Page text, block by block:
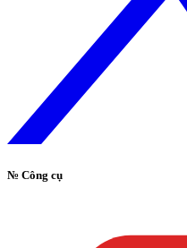
№ Công cụ